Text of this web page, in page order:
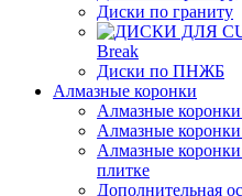
Диски по граниту
Break
Диски по ПНЖБ
Алмазные коронки
Алмазные
Алмазные
Алмазные коронки
плитке
Дополнительная